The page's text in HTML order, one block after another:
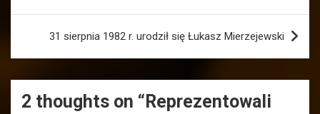
31 sierpnia 1982 r. urodził się Łukasz Mierzejewski
2 thoughts on “ Reprezentowali